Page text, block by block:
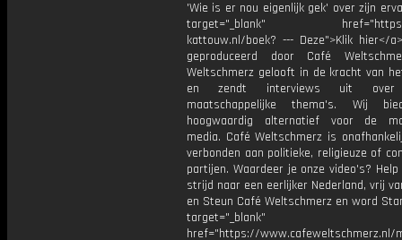
'Wie is er nou eigenlijk gek' over zijn
target="_blank"
kattouw.nl/boek? --- Deze">Klik hier</
geproduceerd door Café
Weltschmerz gelooft in de kracht van
en zendt interviews uit over
maatschappelijke thema's. Wij
hoogwaardig alternatief voor de
media. Café Weltschmerz is
verbonden aan politieke, religieuze of
partijen. Waardeer je onze video's?
strijd naar een eerlijker Nederland, vrij
en Steun Café Weltschmerz en word
target="_blank"
href="https://www.cafeweltschmerz.nl/